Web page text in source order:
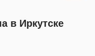
в Иркутске